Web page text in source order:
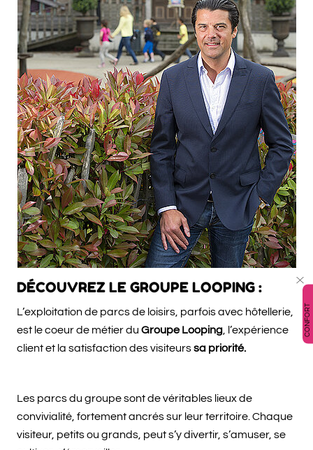
CONFORT
DÉCOUVREZ LE GROUPE LOOPING :
L’exploitation de parcs de loisirs, parfois avec hôtellerie,
est le coeur de métier du Groupe Looping , l’expérience
client et la satisfaction des visiteurssa priorité.
Les parcs du groupe sont de véritables lieux de
convivialité, fortement ancrés sur leur territoire. Chaque
visiteur, petits ou grands, peut s’y divertir, s’amuser, se